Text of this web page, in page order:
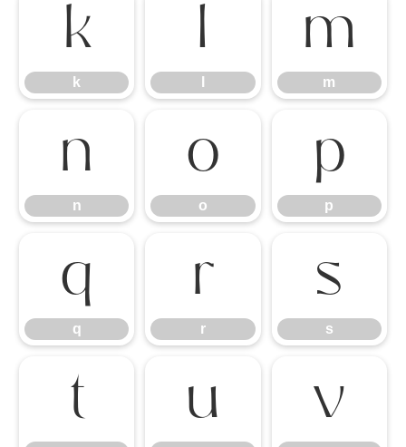
k
k
l m
m
n
n
o
o
p
p
q
q
r
r
s
s
t u v